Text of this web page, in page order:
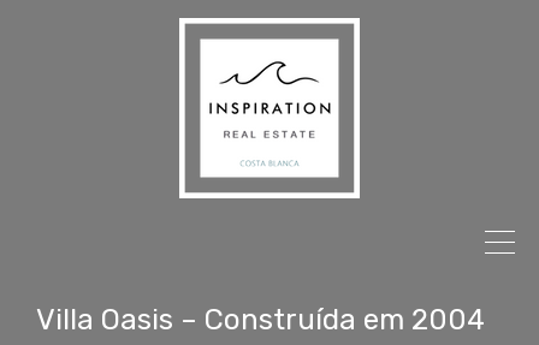
Villa Oasis – Construída em 2004